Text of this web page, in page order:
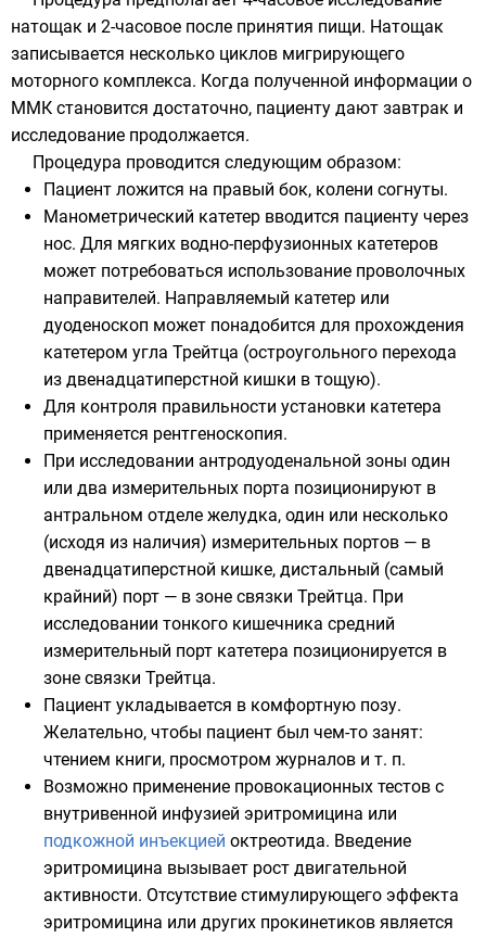
натощак и 2-часовое после принятия пищи. Натощак
записывается несколько циклов мигрирующего
моторного комплекса. Когда полученной информации о
ММК становится достаточно, пациенту дают завтрак и
исследование продолжается.
Процедура проводится следующим образом:
Пациент ложится на правый бок, колени согнуты.
Манометрический катетер вводится пациенту через
нос. Для мягких водно-перфузионных катетеров
может потребоваться использование проволочных
направителей. Направляемый катетер или
дуоденоскоп может понадобится для прохождения
катетером угла Трейтца (остроугольного перехода
из двенадцатиперстной кишки в тощую).
Для контроля правильности установки катетера
применяется рентгеноскопия.
При исследовании антродуоденальной зоны один
или два измерительных порта позиционируют в
антральном отделе желудка, один или несколько
(исходя из наличия) измерительных портов — в
двенадцатиперстной кишке, дистальный (самый
крайний) порт — в зоне связки Трейтца. При
исследовании тонкого кишечника средний
измерительный порт катетера позиционируется в
зоне связки Трейтца.
Пациент укладывается в комфортную позу.
Желательно, чтобы пациент был чем-то занят:
чтением книги, просмотром журналов и т. п.
Возможно применение провокационных тестов с
внутривенной инфузией эритромицина или
подкожной инъекцией октреотида. Введение
эритромицина вызывает рост двигательной
активности. Отсутствие стимулирующего эффекта
эритромицина или других прокинетиков является